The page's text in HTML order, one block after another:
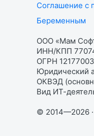
Соглашение с
Беременным
ООО «Мам
ИНН/КПП
ОГРН
Юридический
ОКВЭД
Вид ИТ-
© 2014—2026 ·